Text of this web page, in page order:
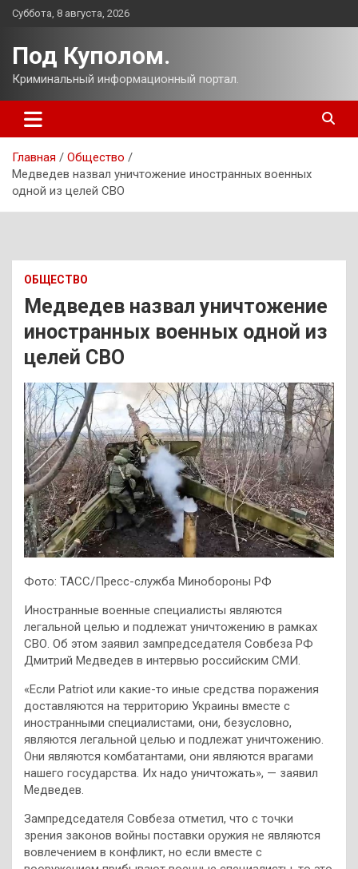
Перейти
Суббота, 8 августа, 2026
Под Куполом.
Криминальный информационный портал.
Главная
Общество
Медведев назвал уничтожение иностранных военных
одной из целей СВО
ОБЩЕСТВО
Медведев назвал уничтожение
иностранных военных одной из
целей СВО
Фото: ТАСС/Пресс-служба Минобороны РФ
Иностранные военные специалисты являются
легальной целью и подлежат уничтожению в рамках
СВО. Об этом заявил зампредседателя Совбеза РФ
Дмитрий Медведев в интервью российским СМИ.
«Если Patriot или какие-то иные средства поражения
доставляются на территорию Украины вместе с
иностранными специалистами, они, безусловно,
являются легальной целью и подлежат уничтожению.
Они являются комбатантами, они являются врагами
нашего государства. Их надо уничтожать», — заявил
Медведев.
Зампредседателя Совбеза отметил, что с точки
зрения законов войны поставки оружия не являются
вовлечением в конфликт, но если вместе с